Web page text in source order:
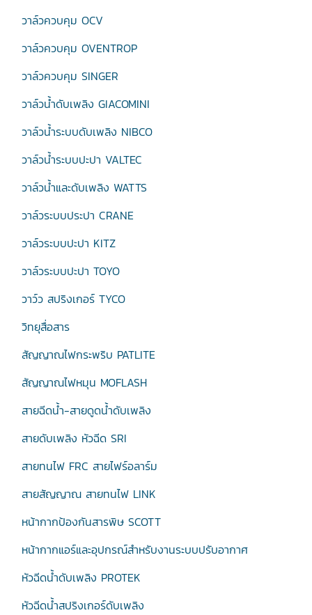
วาล์วควบคุม OCV
วาล์วควบคุม OVENTROP
วาล์วควบคุม SINGER
วาล์วน้ำดับเพลิง GIACOMINI
วาล์วน้ำระบบดับเพลิง NIBCO
วาล์วน้ำระบบปะปา VALTEC
วาล์วน้ำและดับเพลิง WATTS
วาล์วระบบประปา CRANE
วาล์วระบบปะปา KITZ
วาล์วระบบปะปา TOYO
วาว์ว สปริงเกอร์ TYCO
วิทยุสื่อสาร
สัญญาณไฟกระพริบ PATLITE
สัญญาณไฟหมุน MOFLASH
สายฉีดน้ำ-สายดูดน้ำดับเพลิง
สายดับเพลิง หัวฉีด SRI
สายทนไฟ FRC สายไฟร์อลาร์ม
สายสัญญาณ สายทนไฟ LINK
หน้ากากป้องกันสารพิษ SCOTT
หน้ากากแอร์และอุปกรณ์สำหรับงานระบบปรับอากาศ
หัวฉีดน้ำดับเพลิง PROTEK
หัวฉีดน้ำสปริงเกอร์ดับเพลิง